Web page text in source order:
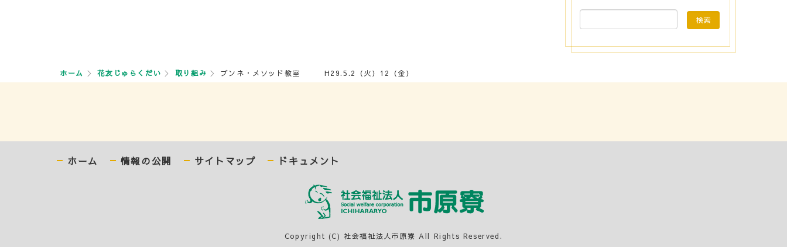
ホーム 花友じゅらくだい 取り組み ブンネ・メソッド教室 H29.5.2（火）12（金）
ホーム 情報の公開 サイトマップ ドキュメント
Copyright (C) 社会福祉法人市原寮 All Rights Reserved.